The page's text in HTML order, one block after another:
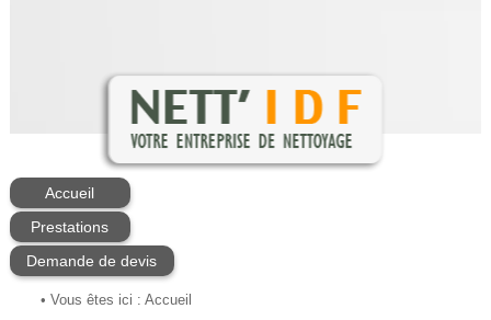
Accueil
Prestations
Demande de devis
• Vous êtes ici : Accueil